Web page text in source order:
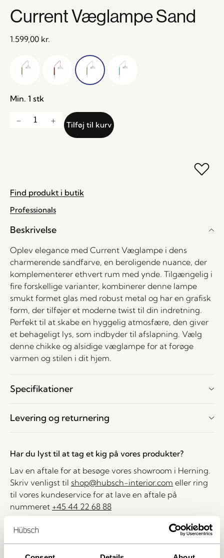
Current Væglampe Sand
1.599,00 kr.
Min. 1 stk
Tilføj til kurv
Find produkt i butik
Professionals
Beskrivelse
Oplev elegance med Current Væglampe i dens
charmerende sandfarve, en beroligende nuance, der
komplementerer ethvert rum med ynde. Tilgængelig i
fire forskellige varianter, kombinerer denne lampe
smukt formet glas med robust metal og har en grafisk
form, der tilføjer et moderne twist til din indretning.
Perfekt til at skabe en hyggelig atmosfære, den giver
et behageligt lys, som indbyder til afslapning. Vælg
denne chikke og alsidige væglampe for at forøge
varmen og stilen i dit hjem.
Specifikationer
Levering og returnering
Har du lyst til at tag et kig på vores produkter?
Lav en aftale for at besøge vores showroom i Herning.
Skriv venligst til shop@hubsch-interior.com eller ring
til vores kundeservice for at lave en aftale på
nummeret +45 44 22 68 88
Levering indenfor 1-4 hverdage